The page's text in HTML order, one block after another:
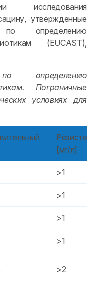
исследования
утвержденные
определению
(EUCAST),
определению
Пограничные
условиях для
[мг/л]
>1
>1
>1
>1
>2